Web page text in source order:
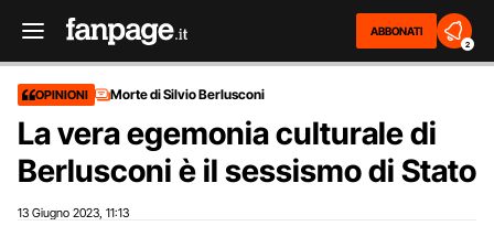
ABBONATI
2
OPINIONI Morte di Silvio Berlusconi
La vera egemonia culturale di
Berlusconi è il sessismo di Stato
13 Giugno 2023 11:13